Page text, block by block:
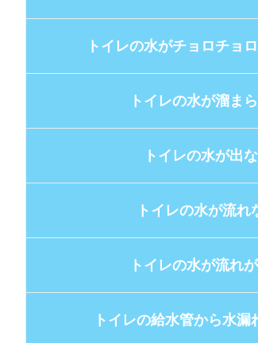
トイレの水がチョロチョ
トイレの水が溜ま
トイレの水が出
トイレの水が流れ
トイレの水が流れ
トイレの給水管から水漏